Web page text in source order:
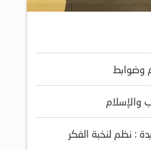
وضوابط
والإسلام
: نظم لنخبة الفكر